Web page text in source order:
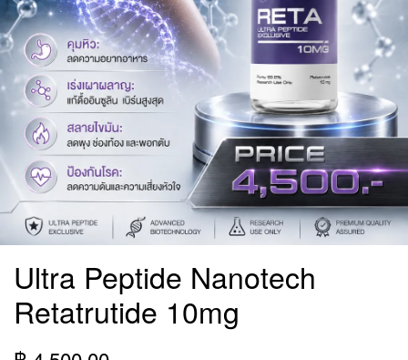
Ultra Peptide Nanotech
Retatrutide 10mg